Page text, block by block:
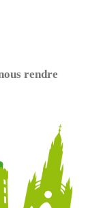
rendre